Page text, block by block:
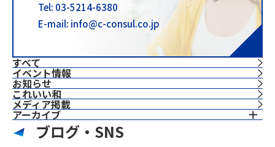
すべて
イベント情報
お知らせ
これいい和
⁨⁩メディア掲載
アーカイブ
Tel: 03-5214-6380
E-mail: info@c-consul.co.jp
ブログ・SNS